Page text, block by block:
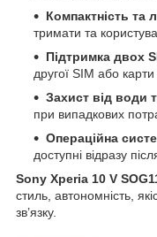
Компактність та
тримати та
Підтримка двох
другої SIM або карти
Захист від води
при випадкових
Операційна
доступні відразу
Sony Xperia 10 V
стиль, автономність,
зв’язку.